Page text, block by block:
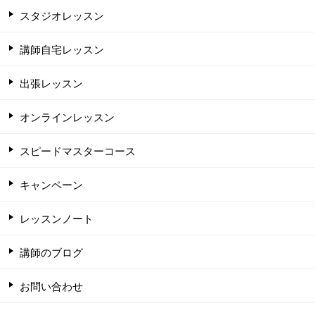
スタジオレッスン
講師自宅レッスン
出張レッスン
オンラインレッスン
スピードマスターコース
キャンペーン
レッスンノート
講師のブログ
お問い合わせ